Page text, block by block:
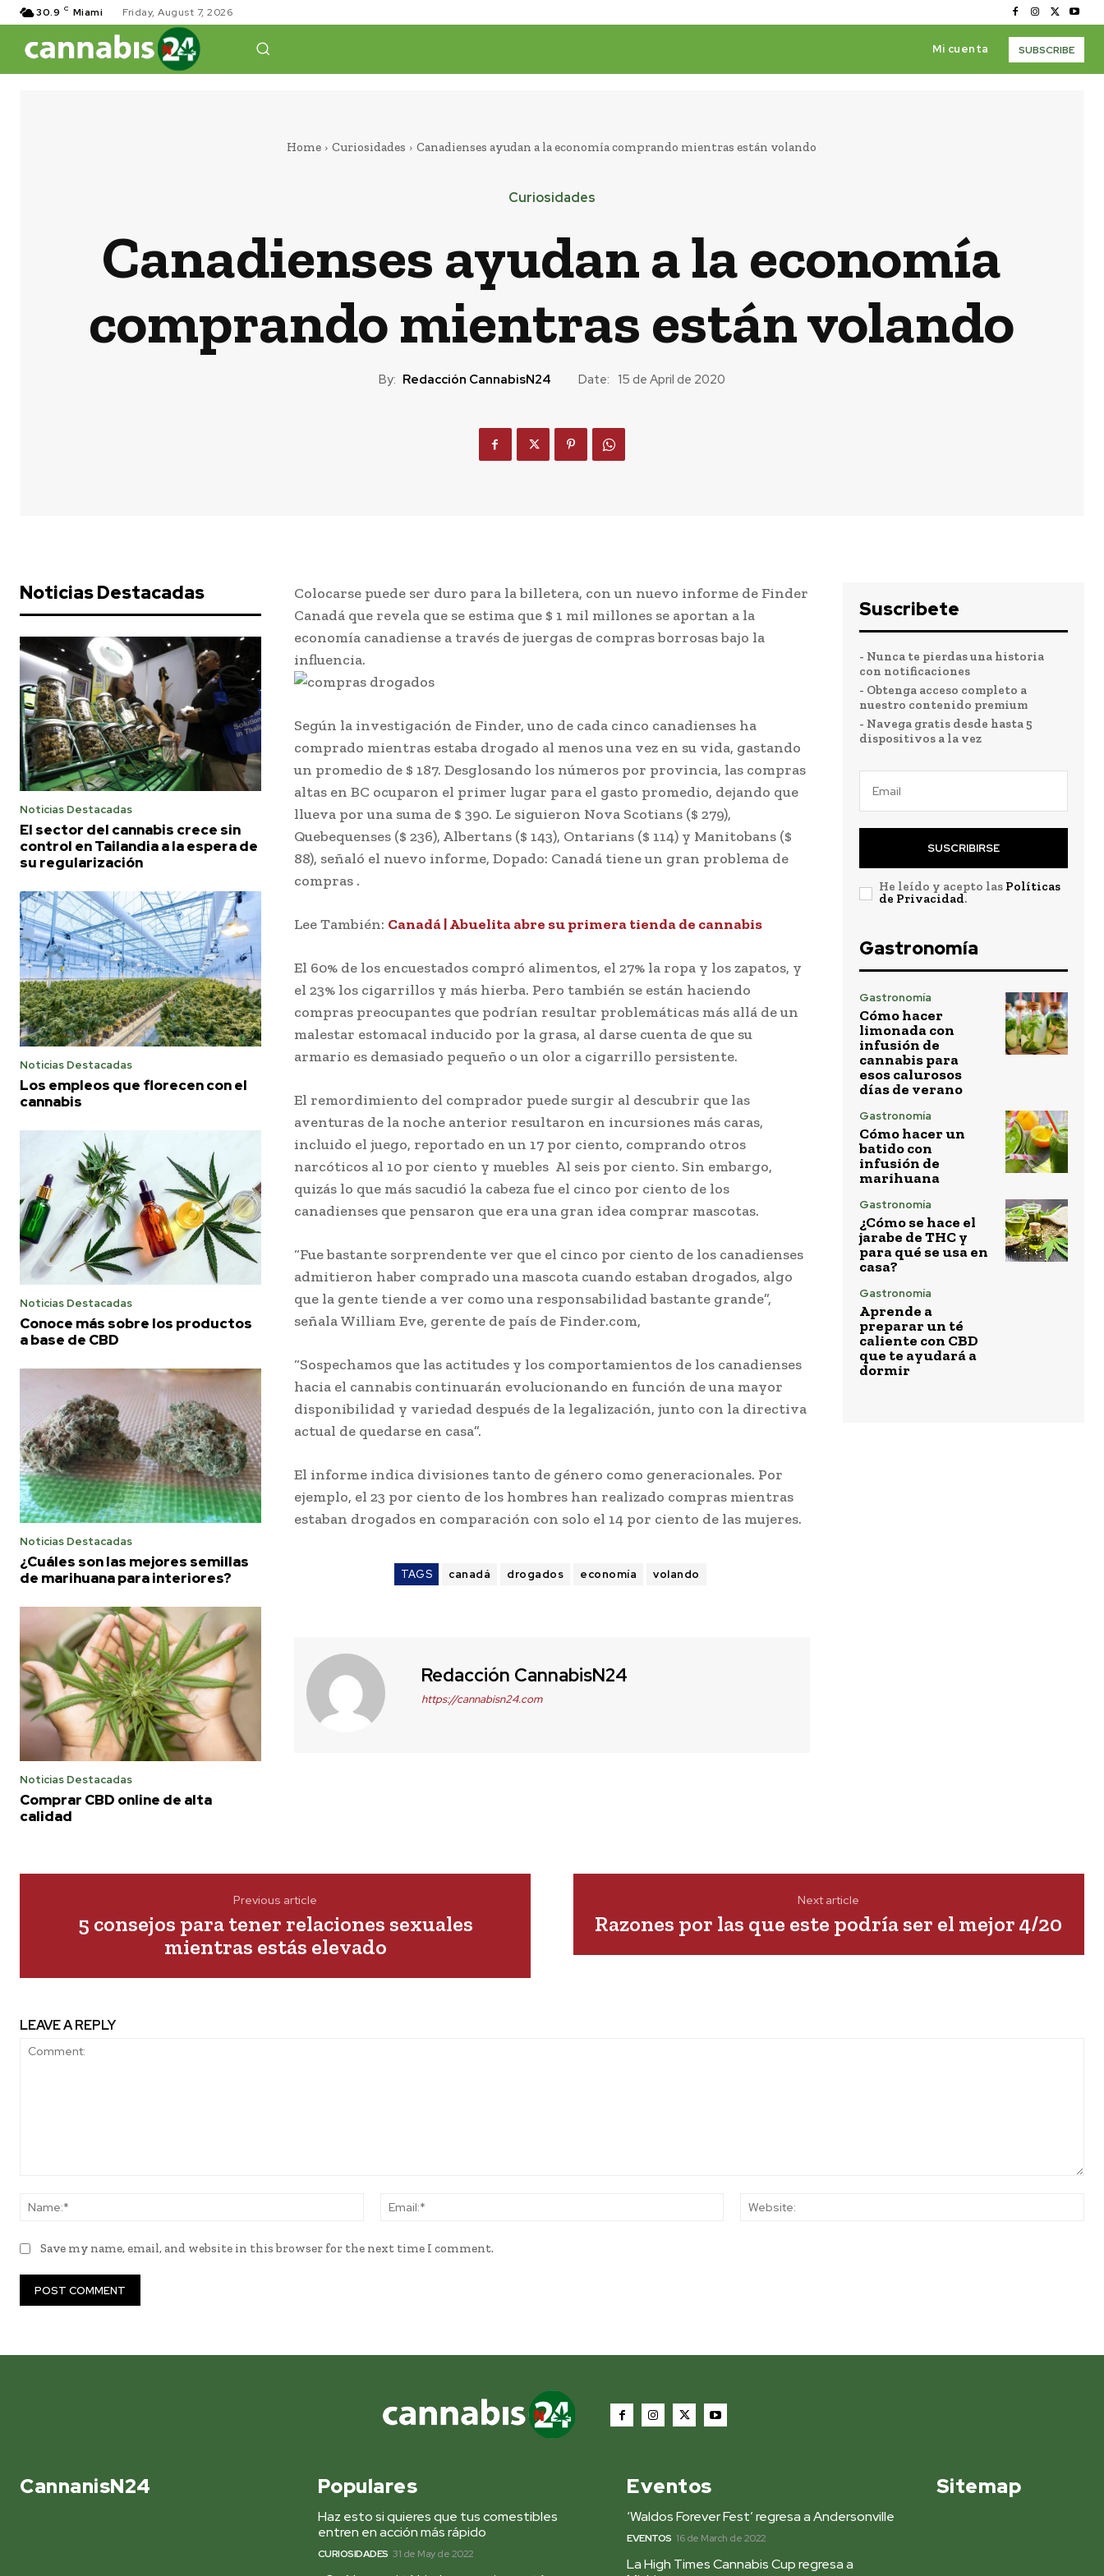
30.9 C Miami Friday, August 7, 2026
Mi cuenta SUBSCRIBE
Home Curiosidades Canadienses ayudan a la economía comprando mientras están volando
Curiosidades
Canadienses ayudan a la economía
comprando mientras están volando
By: Redacción CannabisN24 Date: 15 de April de 2020
Noticias Destacadas
Noticias Destacadas
El sector del cannabis crece sin
control en Tailandia a la espera de
su regularización
Noticias Destacadas
Los empleos que florecen con el
cannabis
Noticias Destacadas
Conoce más sobre los productos
a base de CBD
Noticias Destacadas
¿Cuáles son las mejores semillas
de marihuana para interiores?
Noticias Destacadas
Comprar CBD online de alta
calidad
Colocarse puede ser duro para la billetera, con un nuevo informe de Finder
Canadá que revela que se estima que $ 1 mil millones se aportan a la
economía canadiense a través de juergas de compras borrosas bajo la
influencia.
Según la investigación de Finder, uno de cada cinco canadienses ha
comprado mientras estaba drogado al menos una vez en su vida, gastando
un promedio de $ 187. Desglosando los números por provincia, las compras
altas en BC ocuparon el primer lugar para el gasto promedio, dejando que
llueva por una suma de $ 390. Le siguieron Nova Scotians ($ 279),
Quebequenses ($ 236), Albertans ($ 143), Ontarians ($ 114) y Manitobans ($
88), señaló el nuevo informe, Dopado: Canadá tiene un gran problema de
compras .
Lee También: Canadá | Abuelita abre su primera tienda de cannabis
El 60% de los encuestados compró alimentos, el 27% la ropa y los zapatos, y
el 23% los cigarrillos y más hierba. Pero también se están haciendo
compras preocupantes que podrían resultar problemáticas más allá de un
malestar estomacal inducido por la grasa, al darse cuenta de que su
armario es demasiado pequeño o un olor a cigarrillo persistente.
El remordimiento del comprador puede surgir al descubrir que las
aventuras de la noche anterior resultaron en incursiones más caras,
incluido el juego, reportado en un 17 por ciento, comprando otros
narcóticos al 10 por ciento y muebles Al seis por ciento. Sin embargo,
quizás lo que más sacudió la cabeza fue el cinco por ciento de los
canadienses que pensaron que era una gran idea comprar mascotas.
“Fue bastante sorprendente ver que el cinco por ciento de los canadienses
admitieron haber comprado una mascota cuando estaban drogados, algo
que la gente tiende a ver como una responsabilidad bastante grande”,
señala William Eve, gerente de país de Finder.com,
“Sospechamos que las actitudes y los comportamientos de los canadienses
hacia el cannabis continuarán evolucionando en función de una mayor
disponibilidad y variedad después de la legalización, junto con la directiva
actual de quedarse en casa”.
El informe indica divisiones tanto de género como generacionales. Por
ejemplo, el 23 por ciento de los hombres han realizado compras mientras
estaban drogados en comparación con solo el 14 por ciento de las mujeres.
TAGS canadá drogados economía volando
Redacción CannabisN24
https://cannabisn24.com
Suscribete
- Nunca te pierdas una historia
con notificaciones
- Obtenga acceso completo a
nuestro contenido premium
- Navega gratis desde hasta 5
dispositivos a la vez
SUSCRIBIRSE
He leído y acepto las Políticas
de Privacidad.
Gastronomía
Gastronomía
Cómo hacer
limonada con
infusión de
cannabis para
esos calurosos
días de verano
Gastronomía
Cómo hacer un
batido con
infusión de
marihuana
Gastronomía
¿Cómo se hace el
jarabe de THC y
para qué se usa en
casa?
Gastronomía
Aprende a
preparar un té
caliente con CBD
que te ayudará a
dormir
Previous article
5 consejos para tener relaciones sexuales
mientras estás elevado
Next article
Razones por las que este podría ser el mejor 4/20
LEAVE A REPLY
Name:*
Email:*
Save my name, email, and website in this browser for the next time I comment.
CannanisN24 Populares
Haz esto si quieres que tus comestibles
entren en acción más rápido
CURIOSIDADES 31 de May de 2022
Eventos
‘Waldos Forever Fest’ regresa a Andersonville
EVENTOS 16 de March de 2022
La High Times Cannabis Cup regresa a
Sitemap